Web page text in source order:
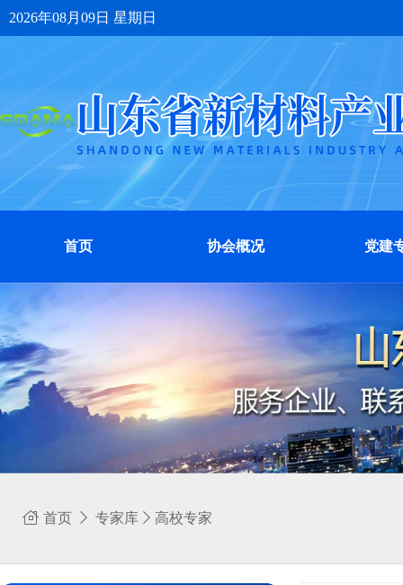
2026年08月09日 星期日
首页 协会概况 党建
首页 专家库 高校专家